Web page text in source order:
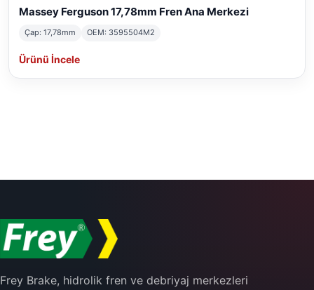
Massey Ferguson 17,78mm Fren Ana Merkezi
Çap: 17,78mm OEM: 3595504M2
Ürünü İncele
Frey Brake, hidrolik fren ve debriyaj merkezleri